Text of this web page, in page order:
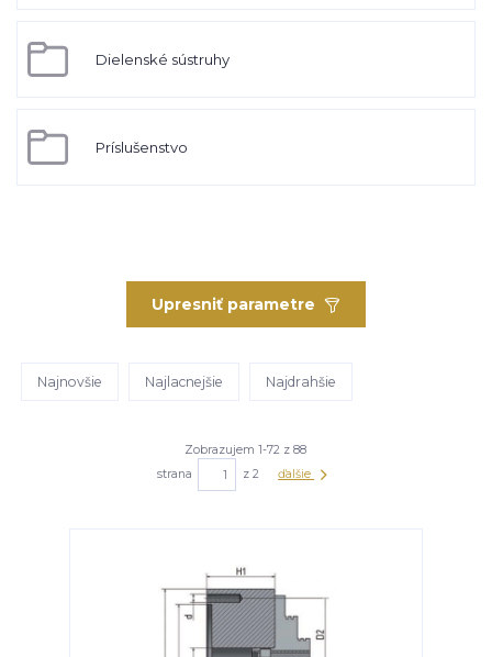
Dielenské sústruhy
Príslušenstvo
Upresniť parametre
Najnovšie Najlacnejšie Najdrahšie
Zobrazujem 1-72 z 88
strana
z 2 ďalšie